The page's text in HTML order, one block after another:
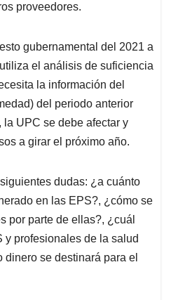
proveedores.
gubernamental del 2021 a
el análisis de suficiencia
la información del
del periodo anterior
la UPC se debe afectar y
a girar el próximo año.
dudas: ¿a cuánto
en las EPS?, ¿cómo se
por parte de ellas?, ¿cuál
y profesionales de la salud
se destinará para el